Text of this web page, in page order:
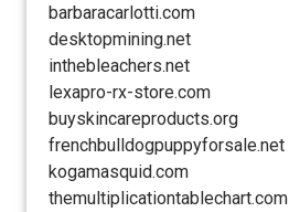
barbaracarlotti.com
desktopmining.net
inthebleachers.net
lexapro-rx-store.com
buyskincareproducts.org
frenchbulldogpuppyforsale.net
kogamasquid.com
themultiplicationtablechart.com